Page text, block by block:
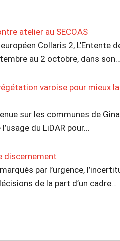
atelier au SECOAS
Collaris 2, L’Entente
au 2 octobre, dans son…
varoise pour mieux la
sur les communes de
du LiDAR pour…
discernement
par l’urgence,
de la part d’un cadre…